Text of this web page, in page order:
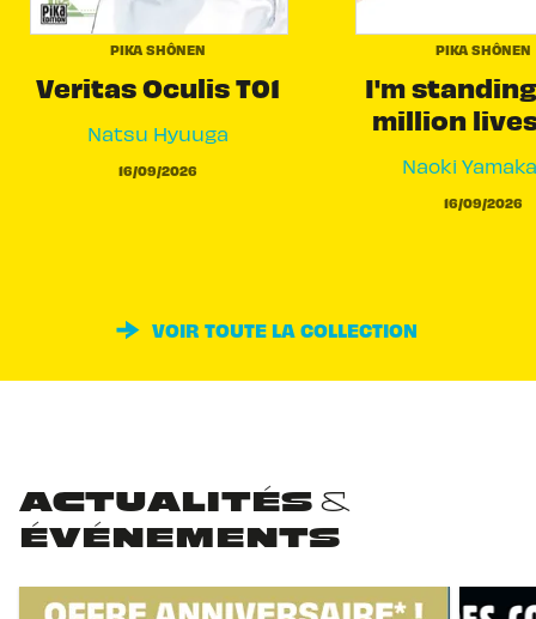
PIKA SHÔNEN
Veritas Oculis T01
Natsu Hyuuga
16/09/2026
PIKA SHÔNEN
I'm
million
Naoki
16/09/2026
VOIR TOUTE LA COLLECTION
ACTUALITÉS &
ÉVÉNEMENTS